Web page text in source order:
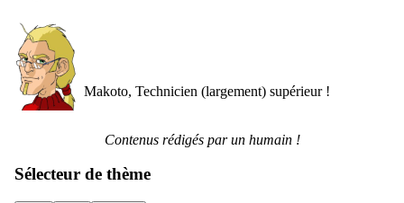
Makoto, Technicien (largement) supérieur !
Contenus rédigés par un humain !
Sélecteur de thème